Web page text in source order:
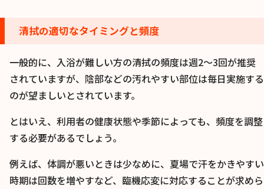
清拭の適切なタイミングと頻度
一般的に、入浴が難しい方の清拭の頻度は週2〜3回が推奨
されていますが、陰部などの汚れやすい部位は毎日実施する
のが望ましいとされています。
とはいえ、利用者の健康状態や季節によっても、頻度を調整
する必要があるでしょう。
例えば、体調が悪いときは少なめに、夏場で汗をかきやすい
時期は回数を増やすなど、臨機応変に対応することが求めら